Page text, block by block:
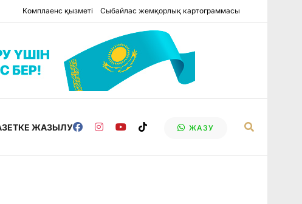
Комплаенс қызметі Сыбайлас жемқорлық картограммасы
ЖАЗЫЛУ ЖАЗУ